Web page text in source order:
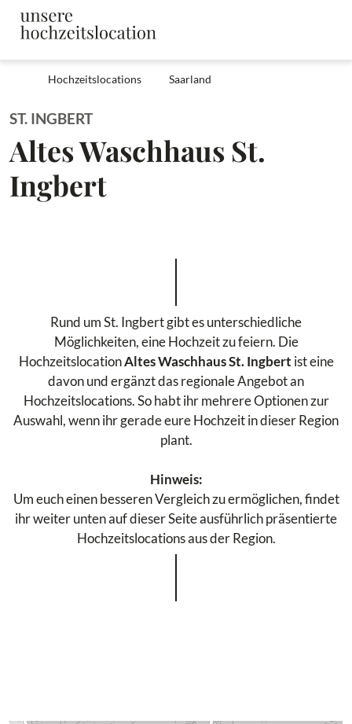
Hochzeitslocations Saarland
ST. INGBERT
Altes Waschhaus St.
Ingbert
Rund um St. Ingbert gibt es unterschiedliche
Möglichkeiten, eine Hochzeit zu feiern. Die
HochzeitslocationAltes Waschhaus St. Ingbert ist eine
davon und ergänzt das regionale Angebot an
Hochzeitslocations. So habt ihr mehrere Optionen zur
Auswahl, wenn ihr gerade eure Hochzeit in dieser Region
plant.
Hinweis:
Um euch einen besseren Vergleich zu ermöglichen, findet
ihr weiter unten auf dieser Seite ausführlich präsentierte
Hochzeitslocations aus der Region.